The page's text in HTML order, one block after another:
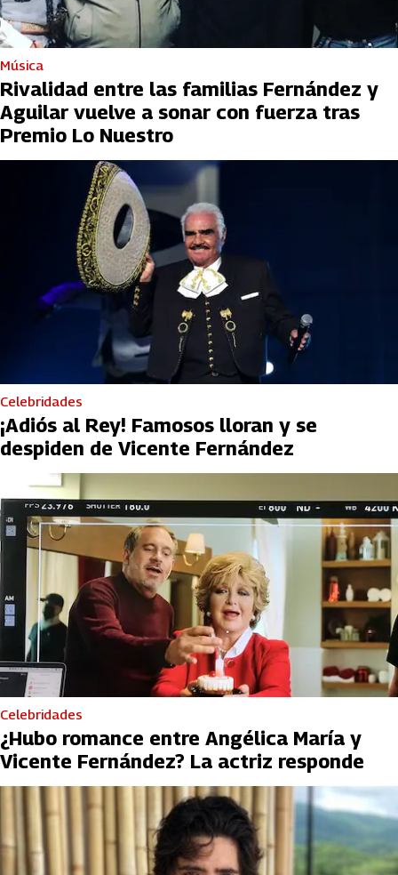
Música
Rivalidad entre las familias Fernández y
Aguilar vuelve a sonar con fuerza tras
Premio Lo Nuestro
Celebridades
¡Adiós al Rey! Famosos lloran y se
despiden de Vicente Fernández
Celebridades
¿Hubo romance entre Angélica María y
Vicente Fernández? La actriz responde